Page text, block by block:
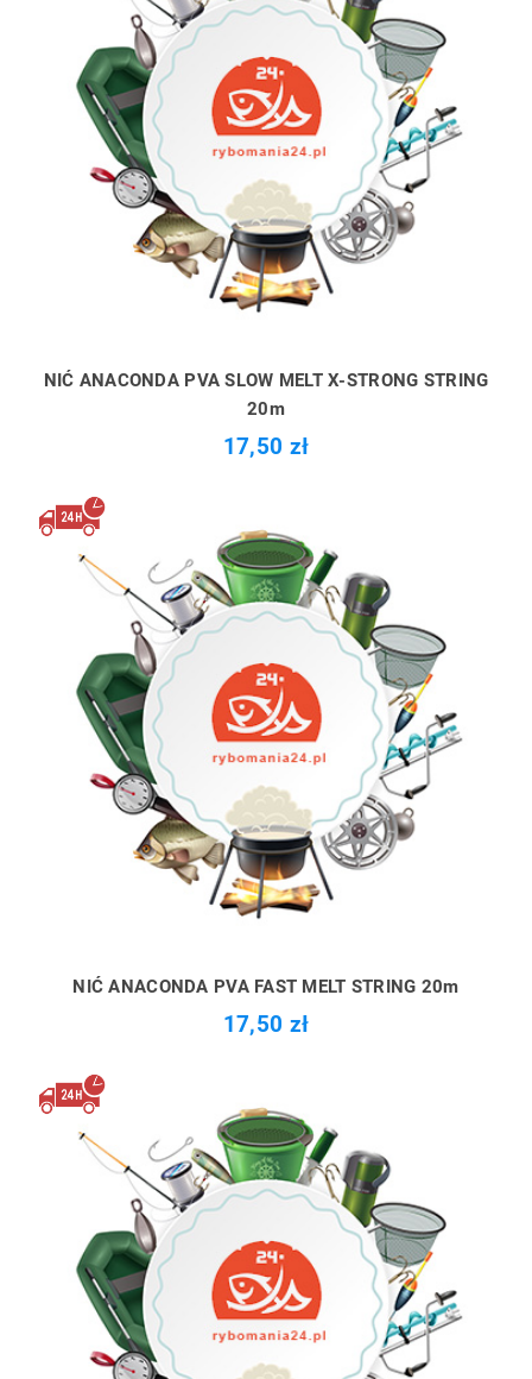
NIĆ ANACONDA PVA SLOW MELT X-STRONG STRING
20m
17,50 zł
NIĆ ANACONDA PVA FAST MELT STRING 20m
17,50 zł